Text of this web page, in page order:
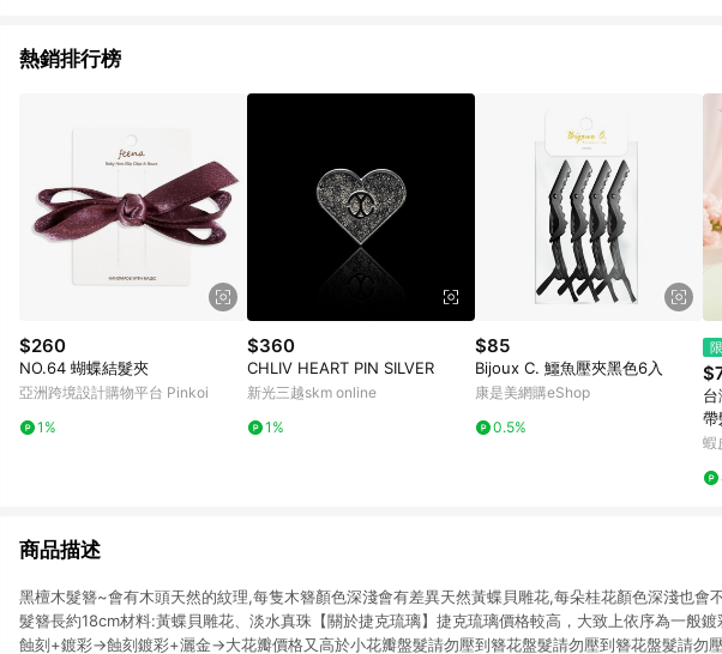
熱銷排行榜
$260
NO.64 蝴蝶結髮夾
亞洲跨境設計購物平台 Pinkoi
1%
$360
CHLIV HEART PIN SILVER
新光三越skm online
1%
$85
Bijoux C. 鱷魚壓夾黑色6入
康是美網購eShop
0.5%
台
帶
日
蝦
商品描述
黑檀木髮簪~會有木頭天然的紋理,每隻木簪顏色深淺會有差異天然黃蝶貝雕花,每朵桂花顏色深淺也會
髮簪長約18cm材料:黃蝶貝雕花、淡水真珠【關於捷克琉璃】捷克琉璃價格較高，大致上依序為一般
蝕刻+鍍彩→蝕刻鍍彩+灑金→大花瓣價格又高於小花瓣盤髮請勿壓到簪花盤髮請勿壓到簪花盤髮請勿